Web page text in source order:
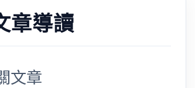
營造業移工重點新聞
旅宿業專題報導
章導讀
文章